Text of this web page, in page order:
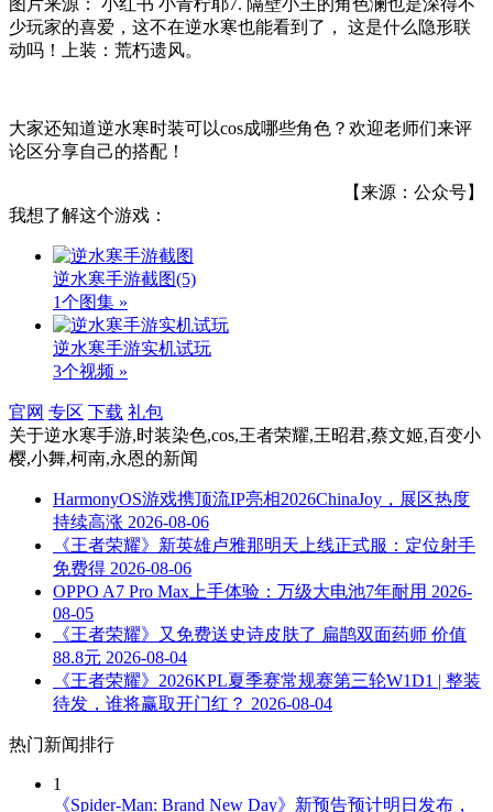
少玩家的喜爱，这不在逆水寒也能看到了， 这是什么隐形联
动吗！上装：荒朽遗风。
大家还知道逆水寒时装可以cos成哪些角色？欢迎老师们来评
论区分享自己的搭配！
【来源：公众号】
我想了解这个游戏：
逆水寒手游截图(5)
1个图集 »
逆水寒手游实机试玩
3个视频 »
官网 专区 下载 礼包
关于逆水寒手游,时装染色,cos,王者荣耀,王昭君,蔡文姬,百变小
樱,小舞,柯南,永恩的新闻
HarmonyOS游戏携顶流IP亮相2026ChinaJoy，展区热度
持续高涨 2026-08-06
《王者荣耀》新英雄卢雅那明天上线正式服：定位射手
免费得 2026-08-06
OPPO A7 Pro Max上手体验：万级大电池7年耐用 2026-
08-05
《王者荣耀》又免费送史诗皮肤了 扁鹊双面药师 价值
88.8元 2026-08-04
《王者荣耀》2026KPL夏季赛常规赛第三轮W1D1 | 整装
待发，谁将赢取开门红？ 2026-08-04
热门新闻排行
1
《Spider-Man: Brand New Day》新预告预计明日发布，